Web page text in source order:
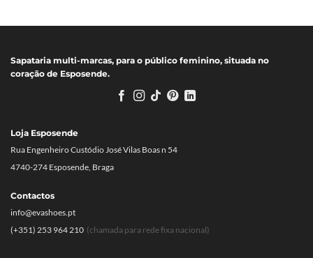
Sapataria multi-marcas, para o público feminino, situada no
coração de Esposende.
Loja Esposende
Rua Engenheiro Custódio José Vilas Boas n 54
4740-274 Esposende, Braga
Contactos
info@evashoes.pt
(+351) 253 964 210 (chamada para rede fixa nacional)